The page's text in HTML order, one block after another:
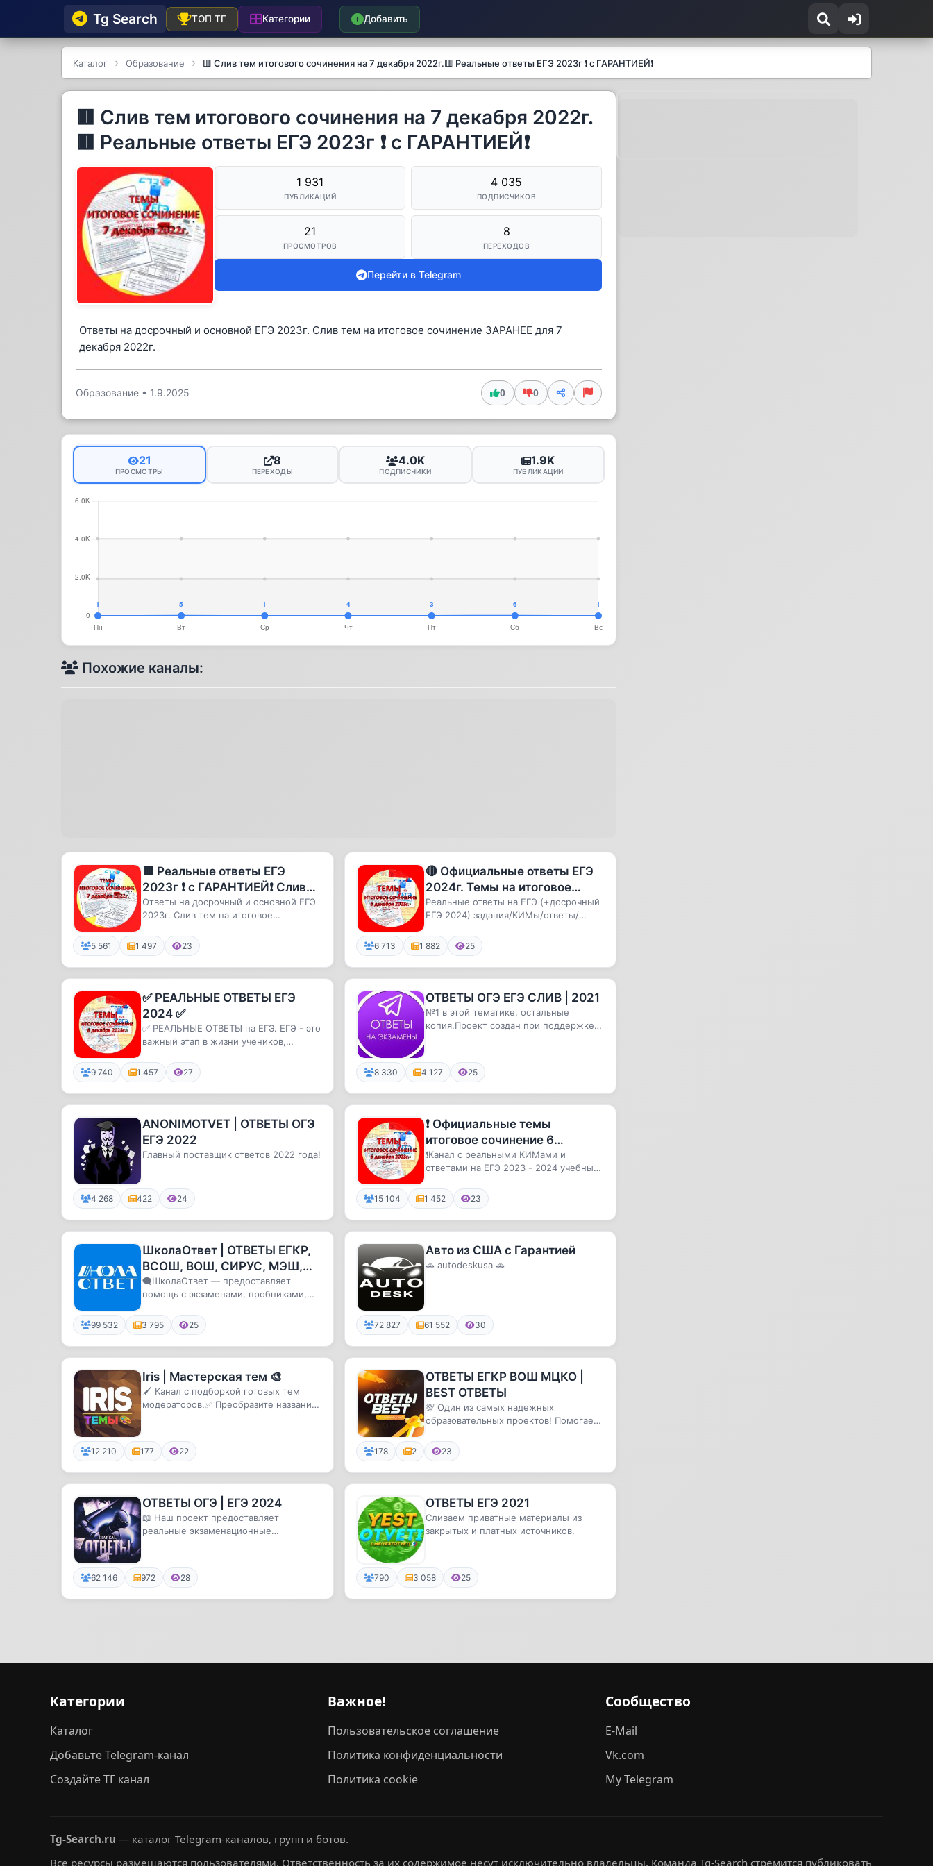
Tg Searсh ТОП ТГ Категории Добавить
Каталог Образование 🟥 Слив тем итогового сочинения на 7 декабря 2022г.🟥 Реальные ответы ЕГЭ 2023г ❗️ с ГАРАНТИЕЙ❗️
🟥 Слив тем итогового сочинения на 7 декабря 2022г.
🟥 Реальные ответы ЕГЭ 2023г ❗️ с ГАРАНТИЕЙ❗️
1 931
ПУБЛИКАЦИЙ
4 035
ПОДПИСЧИКОВ
21
ПРОСМОТРОВ
8
ПЕРЕХОДОВ
Перейти в Telegram
Ответы на досрочный и основной ЕГЭ 2023г. Слив тем на итоговое сочинение ЗАРАНЕЕ для 7
декабря 2022г.
Образование • 1.9.2025 0 0
21
ПРОСМОТРЫ
8
ПЕРЕХОДЫ
4.0K
ПОДПИСЧИКИ
1.9K
ПУБЛИКАЦИИ
Похожие каналы:
🟥 Реальные ответы ЕГЭ
2023г ❗️ с ГАРАНТИЕЙ❗️ Слив
тем итогового сочинения на 7
декабря 2022г.
Ответы на досрочный и основной ЕГЭ
2023г. Слив тем на итоговое
20...
5 561 1 497 23
🔴 Официальные ответы ЕГЭ
2024г. Темы на итоговое
сочинение для 6 декабря
2023г. 🔴
Реальные ответы на ЕГЭ (+досрочный
ЕГЭ 2024) задания/КИМы/ответы/
6 713 1 882 25
✅ РЕАЛЬНЫЕ ОТВЕТЫ ЕГЭ
2024 ✅
✅ РЕАЛЬНЫЕ ОТВЕТЫ на ЕГЭ. ЕГЭ - это
важный этап в жизни учеников,
9 740 1 457 27
ОТВЕТЫ ОГЭ ЕГЭ СЛИВ | 2021
№1 в этой тематике, остальные
копия.Проект создан при поддержке
8 330 4 127 25
ANONIMOTVET | ОТВЕТЫ ОГЭ
ЕГЭ 2022
Главный поставщик ответов 2022 года!
4 268 422 24
❗️ Официальные темы
итоговое сочинение 6
декабря 2023 ❗️
❗️Канал с реальными КИМами и
ответами на ЕГЭ 2023 - 2024 учебный
15 104 1 452 23
ШколаОтвет | ОТВЕТЫ ЕГКР,
ВСОШ, ВОШ, СИРУС, МЭШ,
ОГЭ, ЕГЭ 2023-2024
🗨ШколаОтвет — предоставляет
помощь с экзаменами, пробниками,
работами
99 532 3 795 25
Авто из США с Гарантией
🚗 autodeskusa 🚗
72 827 61 552 30
Iris | Мастерская тем 🎨
🖌️ Канал с подборкой готовых тем
модераторов.✅ Преобразите названия
12 210 177 22
ОТВЕТЫ ЕГКР ВОШ МЦКО |
BEST ОТВЕТЫ
💯 Один из самых надежных
образовательных проектов! Помогаем
СтатГ...
178 2 23
ОТВЕТЫ ОГЭ | ЕГЭ 2024
📖 Наш проект предоставляет
реальные экзаменационные
62 146 972 28
ОТВЕТЫ ЕГЭ 2021
Сливаем приватные материалы из
закрытых и платных источников.
790 3 058 25
Категории
Каталог
Добавьте Telegram-канал
Создайте ТГ канал
Важное!
Пользовательское соглашение
Политика конфиденциальности
Политика cookie
Сообщество
E-Mail
Vk.com
My Telegram
Tg-Search.ru — каталог Telegram-каналов, групп и ботов.
Все ресурсы размещаются пользователями. Ответственность за их содержимое несут исключительно владельцы. Команда Tg-Search стремится публиковать